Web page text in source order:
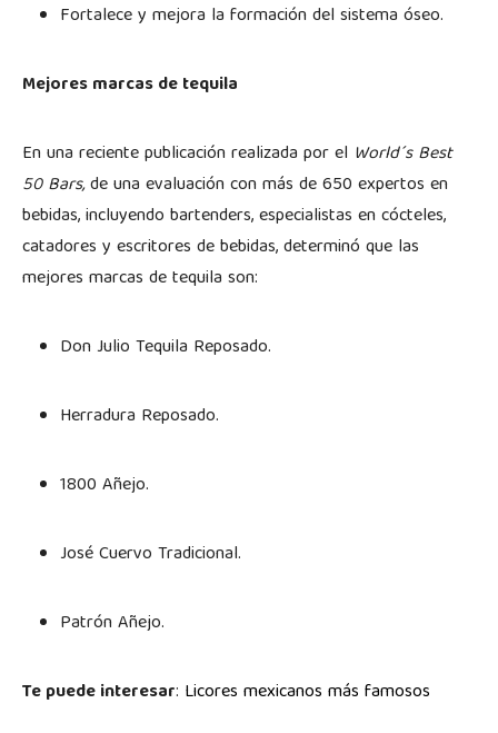
Fortalece y mejora la formación del sistema óseo.
Mejores marcas de tequila
En una reciente publicación realizada por el World´s Best
50 Bars,de una evaluación con más de 650 expertos en
bebidas, incluyendo bartenders, especialistas en cócteles,
catadores y escritores de bebidas, determinó que las
mejores marcas de tequila son:
Don Julio Tequila Reposado.
Herradura Reposado.
1800 Añejo.
José Cuervo Tradicional.
Patrón Añejo.
Te puede interesar: Licores mexicanos más famosos